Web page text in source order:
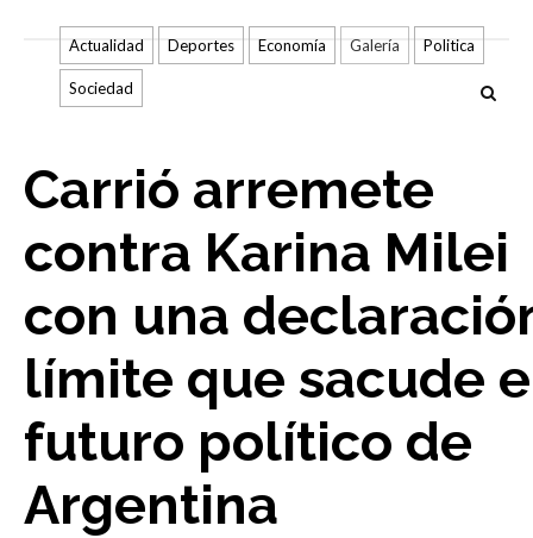
Actualidad Deportes Economía Galería Politica
Sociedad
Carrió arremete
contra Karina Milei
con una
límite que sacude
futuro político de
Argentina